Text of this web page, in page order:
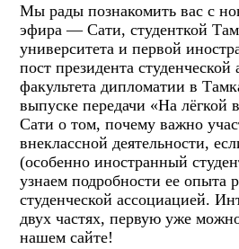
Мы рады познакомить вас с
эфира — Сати, студенткой
университета и первой
пост президента студенческой
факультета дипломатии в
выпуске передачи «На лёгкой
Сати о том, почему важно
внеклассной деятельности,
(особенно иностранный
узнаем подробности ее опыта
студенческой ассоциацией.
двух частях, первую уже
нашем сайте!